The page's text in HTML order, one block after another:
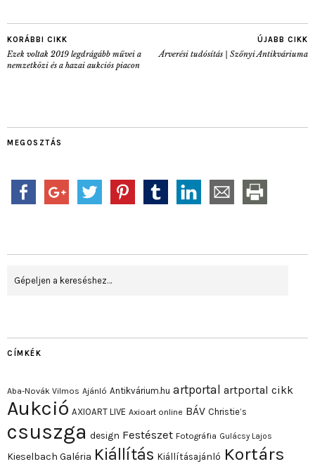
KORÁBBI CIKK
Ezek voltak 2019 legdrágább művei a
nemzetközi és a hazai aukciós piacon
ÚJABB CIKK
Árverési tudósítás | Szőnyi Antikváriuma
MEGOSZTÁS
CÍMKÉK
Aba-Novák Vilmos Ajánló Antikvárium.hu artportal artportal cikk
Aukció AXIOART LIVE Axioart online BÁV Christie’s
csuszga design Festészet Fotográfia Gulácsy Lajos
Kieselbach Galéria Kiállítás Kiállításajánló Kortárs